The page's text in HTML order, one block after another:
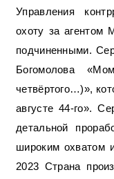
Управления
охоту за агентом
подчиненными.
Богомолова
четвёртого…)»,
августе 44-го».
детальной
широким охватом
2023 Страна